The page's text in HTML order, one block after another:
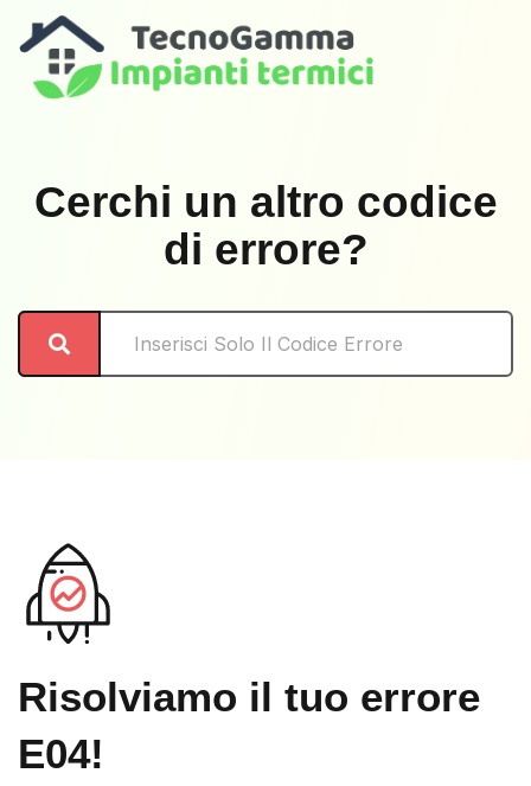
Cerchi un altro codice
di errore?
Risolviamo il tuo errore
E04!